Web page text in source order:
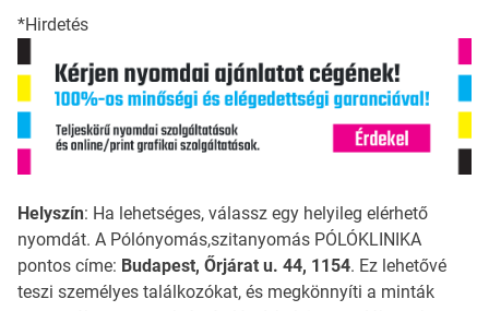
*Hirdetés
Helyszín: Ha lehetséges, válassz egy helyileg elérhető
nyomdát. A Pólónyomás,szitanyomás PÓLÓKLINIKA
pontos címe: Budapest, Őrjárat u. 44, 1154. Ez lehetővé
teszi személyes találkozókat, és megkönnyíti a minták